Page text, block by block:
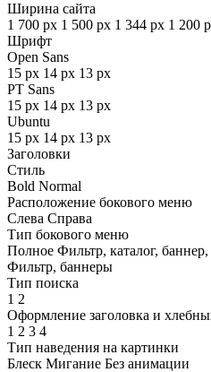
Ширина сайта
1 700 px 1 500 px 1 344 px 1 200
Шрифт
Open Sans
15 px 14 px 13 px
PT Sans
15 px 14 px 13 px
Ubuntu
15 px 14 px 13 px
Заголовки
Стиль
Bold Normal
Расположение бокового меню
Слева Справа
Тип бокового меню
Полное Фильтр, каталог,
Фильтр, баннеры
Тип поиска
1 2
Оформление заголовка и
1 2 3 4
Тип наведения на картинки
Блеск Мигание Без анимации